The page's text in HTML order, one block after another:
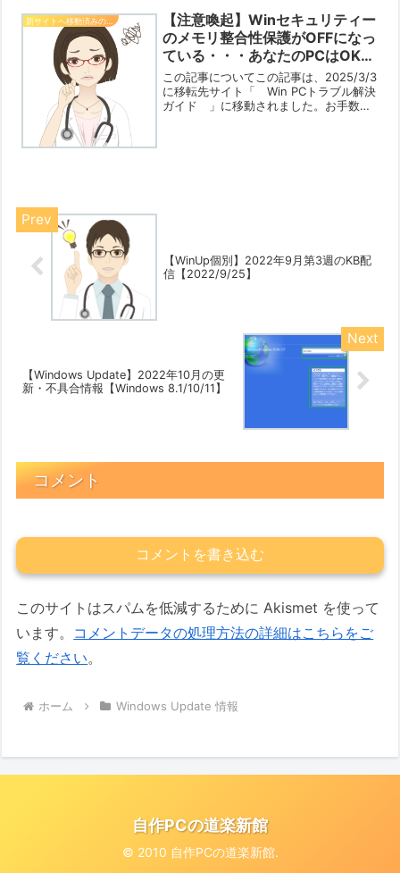
グ主注：今回の累積も更新ファイルの詳
細は見...
【注意喚起】Winセキュリティー
のメモリ整合性保護がOFFになっ
ている・・・あなたのPCはOK？
【2023/8/8】
この記事についてこの記事は、2025/3/3
に移転先サイト「 Win PCトラブル解決
ガイド 」に移動されました。お手数で
【WinUp個別】2022年9月第3週のKB配
信【2022/9/25】
【Windows Update】2022年10月の更
新・不具合情報【Windows 8.1/10/11】
コメント
コメントを書き込む
このサイトはスパムを低減するために Akismet を使って
います。 コメントデータの処理方法の詳細はこちらをご
覧ください。
ホーム Windows Update 情報
自作PCの道楽新館
© 2010 自作PCの道楽新館.